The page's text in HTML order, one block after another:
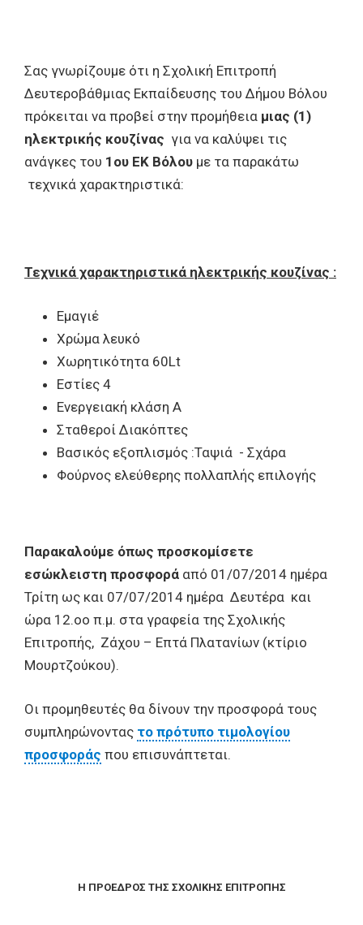
Σας γνωρίζουμε ότι η Σχολική Επιτροπή
Δευτεροβάθμιας Εκπαίδευσης του Δήμου Βόλου
πρόκειται να προβεί στην προμήθεια μιας (1)
ηλεκτρικής κουζίνας για να καλύψει τις
ανάγκες του 1ου ΕΚ Βόλου με τα παρακάτω
τεχνικά χαρακτηριστικά:
Τεχνικά χαρακτηριστικά ηλεκτρικής κουζίνας :
Εμαγιέ
Χρώμα λευκό
Χωρητικότητα 60Lt
Eστίες 4
Ενεργειακή κλάση Α
Σταθεροί Διακόπτες
Βασικός εξοπλισμός :Ταψιά - Σχάρα
Φούρνος ελεύθερης πολλαπλής επιλογής
Παρακαλούμε όπως προσκομίσετε
εσώκλειστη προσφορά από 01/07/2014 ημέρα
Τρίτη ως και 07/07/2014 ημέρα Δευτέρα και
ώρα 12.οο π.μ. στα γραφεία της Σχολικής
Επιτροπής, Ζάχου – Επτά Πλατανίων (κτίριο
Μουρτζούκου).
Oι προμηθευτές θα δίνουν την προσφορά τους
συμπληρώνοντας το πρότυπο τιμολογίου
προσφοράς που επισυνάπτεται.
Η ΠΡΟΕΔΡΟΣ ΤΗΣ ΣΧΟΛΙΚΗΣ ΕΠΙΤΡΟΠΗΣ